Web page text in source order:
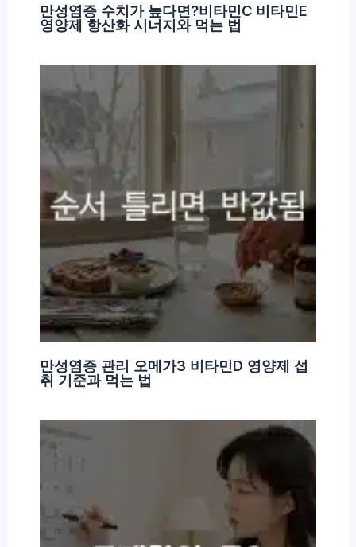
만성염증 수치가 높다면?비타민C 비타민E
영양제 항산화 시너지와 먹는 법
만성염증 관리 오메가3 비타민D 영양제 섭
취 기준과 먹는 법